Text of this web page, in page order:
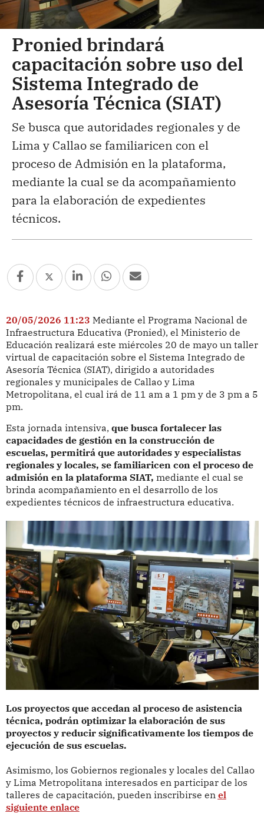
Pronied brindará
capacitación sobre uso del
Sistema Integrado de
Asesoría Técnica (SIAT)
Se busca que autoridades regionales y de
Lima y Callao se familiaricen con el
proceso de Admisión en la plataforma,
mediante la cual se da acompañamiento
para la elaboración de expedientes
técnicos.
20/05/2026 11:23 Mediante el Programa Nacional de
Infraestructura Educativa (Pronied), el Ministerio de
Educación realizará este miércoles 20 de mayo un taller
virtual de capacitación sobre el Sistema Integrado de
Asesoría Técnica (SIAT), dirigido a autoridades
regionales y municipales de Callao y Lima
Metropolitana, el cual irá de 11 am a 1 pm y de 3 pm a 5
pm.
Esta jornada intensiva, que busca fortalecer las
capacidades de gestión en la construcción de
escuelas, permitirá que autoridades y especialistas
regionales y locales, se familiaricen con el proceso de
admisión en la plataforma SIAT, mediante el cual se
brinda acompañamiento en el desarrollo de los
expedientes técnicos de infraestructura educativa.
Los proyectos que accedan al proceso de asistencia
técnica, podrán optimizar la elaboración de sus
proyectos y reducir significativamente los tiempos de
ejecución de sus escuelas.
Asimismo, los Gobiernos regionales y locales del Callao
y Lima Metropolitana interesados en participar de los
talleres de capacitación, pueden inscribirse en el
siguiente enlace